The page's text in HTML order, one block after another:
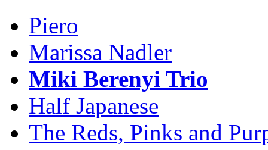
Piero
Marissa Nadler
Miki Berenyi Trio
Half Japanese
The Reds, Pinks and